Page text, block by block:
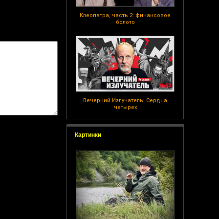
Клеопатра, часть 2: финансовое
болото
Вечерний Излучатель: Сердца
четырех
Картинки